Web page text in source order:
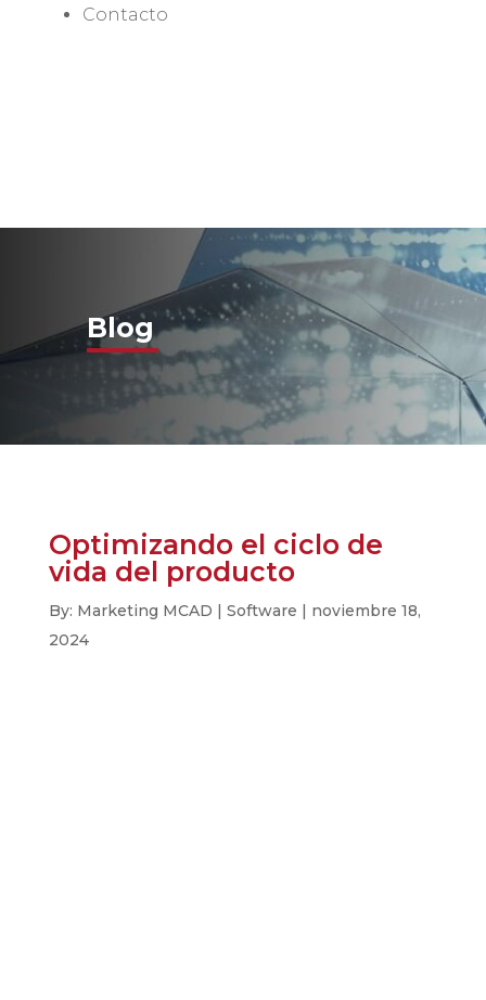
Contacto
Blog
Optimizando el ciclo de
vida del producto
By: Marketing MCAD | Software | noviembre 18,
2024